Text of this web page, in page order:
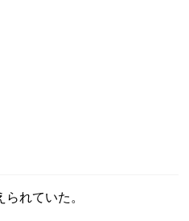
れていた。